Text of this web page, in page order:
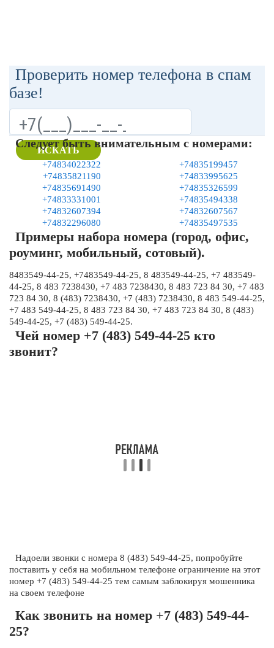
Проверить номер телефона в спам
базе!
ИСКАТЬ
Следует быть внимательным с номерами:
+74834022322
+74835199457
+74835821190
+74833995625
+74835691490
+74835326599
+74833331001
+74835494338
+74832607394
+74832607567
+74832296080
+74835497535
Примеры набора номера (город, офис,
роуминг, мобильный, сотовый).
8483549-44-25, +7483549-44-25, 8 483549-44-25, +7 483549-
44-25, 8 483 7238430, +7 483 7238430, 8 483 723 84 30, +7 483
723 84 30, 8 (483) 7238430, +7 (483) 7238430, 8 483 549-44-25,
+7 483 549-44-25, 8 483 723 84 30, +7 483 723 84 30, 8 (483)
549-44-25, +7 (483) 549-44-25.
Чей номер +7 (483) 549-44-25 кто
звонит?
Надоели звонки с номера 8 (483) 549-44-25, попробуйте
поставить у себя на мобильном телефоне ограничение на этот
номер +7 (483) 549-44-25 тем самым заблокируя мошенника
на своем телефоне
Как звонить на номер +7 (483) 549-44-
25?